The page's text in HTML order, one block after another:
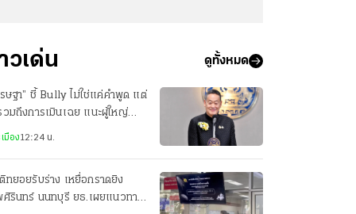
วเด่น ดูทั้งหมด
รษฐา” ชี้ Bully ไม่ใช่แค่คำพูด แต่
วมถึงการเมินเฉย แนะผู้ใหญ่
กตมากขึ้น
มือง12:24 น.
ทยอยรับร่าง เหยื่อกราดยิง
ศิรินทร์ นนทบุรี ยธ.เผยแนวทาง